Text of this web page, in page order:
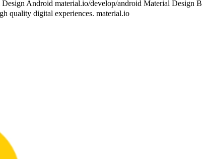
Android material.io/develop/android Material Design
quality digital experiences. material.io